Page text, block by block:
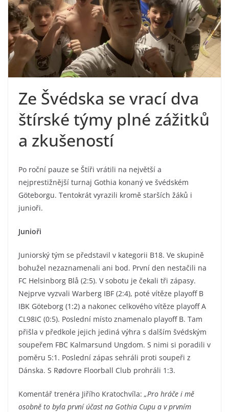
Ze Švédska se vrací dva
štírské týmy plné zážitků
a zkušeností
Po roční pauze se Štíři vrátili na největší a
nejprestižnější turnaj Gothia konaný ve švédském
Göteborgu. Tentokrát vyrazili kromě starších žáků i
junioři.
Junioři
Juniorský tým se představil v kategorii B18. Ve skupině
bohužel nezaznamenali ani bod. První den nestačili na
FC Helsinborg Blå (2:5). V sobotu je čekali tři zápasy.
Nejprve vyzvali Warberg IBF (2:4), poté vítěze playoff B
IBK Göteborg (1:2) a nakonec celkového vítěze playoff A
CL98IC (0:5). Poslední místo znamenalo playoff B. Tam
přišla v předkole jejich jediná výhra s dalším švédským
soupeřem FBC Kalmarsund Ungdom. S nimi si poradili v
poměru 5:1. Poslední zápas sehráli proti soupeři z
Dánska. S Rødovre Floorball Club prohráli 1:3.
Komentář trenéra Jiřího Kratochvíla: „Pro hráče i mě
osobně to byla první účast na Gothia Cupu a v prvním